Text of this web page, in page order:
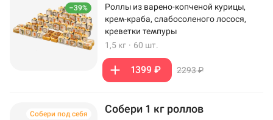
–39%
Роллы из варено-копченой курицы,
крем-краба, слабосоленого лосося,
креветки темпуры
1,5 кг · 60 шт.
1399 ₽ 2293 ₽
Собери под себя Собери 1 кг роллов